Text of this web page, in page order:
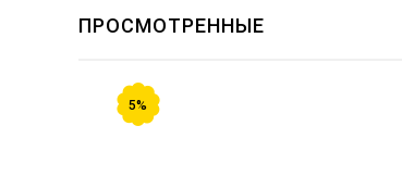
ПРОСМОТРЕННЫЕ
5%